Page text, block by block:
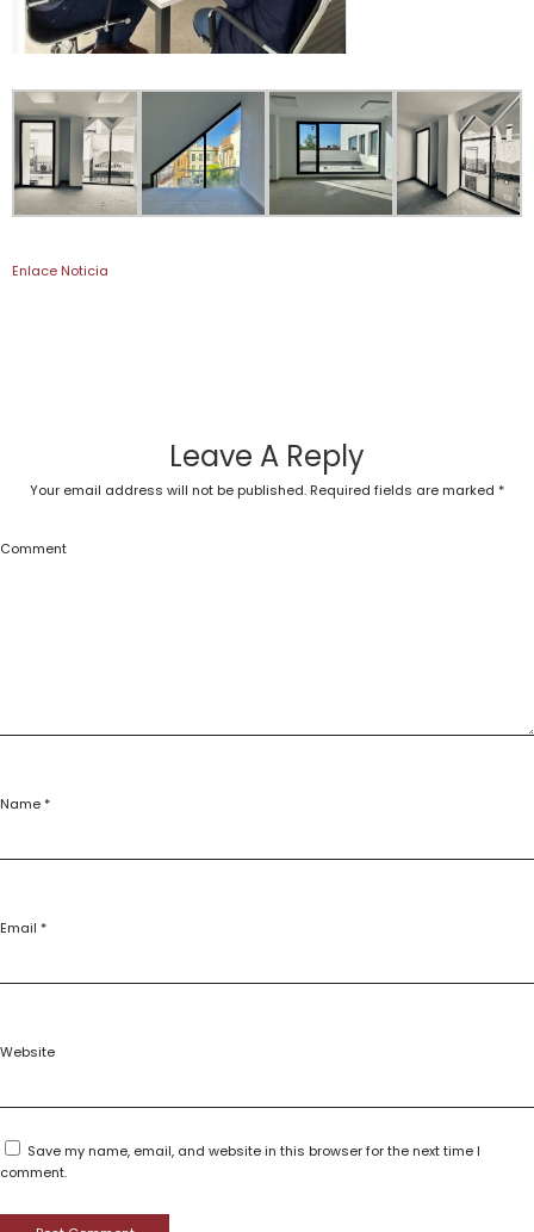
Enlace Noticia
Leave A Reply
Your email address will not be published. Required fields are marked *
Comment
Name*
Email *
Website
Save my name, email, and website in this browser for the next time I
comment.